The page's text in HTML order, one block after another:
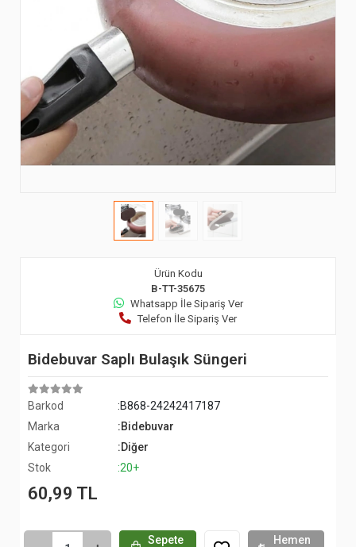
Ürün Kodu
B-TT-35675
Whatsapp İle Sipariş Ver
Telefon İle Sipariş Ver
Bidebuvar Saplı Bulaşık Süngeri
Barkod
:B868-24242417187
Marka
:Bidebuvar
Kategori
:Diğer
Stok
:20+
60,99 TL
Sepete
Hemen